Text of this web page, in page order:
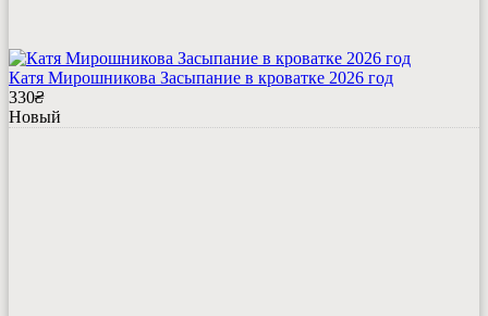
Катя Мирошникова Засыпание в кроватке 2026 год
330₴
Новый